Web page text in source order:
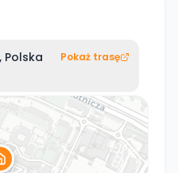
Polska
Pokaż trasę